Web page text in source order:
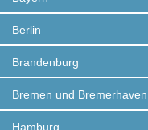
Berlin
Brandenburg
Bremen und Bremerhaven
Hamburg